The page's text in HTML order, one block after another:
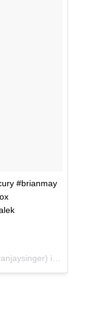
#brianmay
Una foto pubblicata da Bryan Singer (@bryanjaysinger) in data: